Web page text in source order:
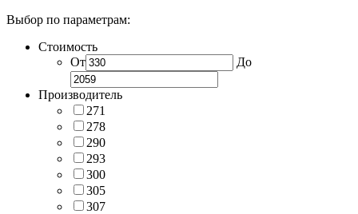
Выбор по параметрам:
Стоимость
От
До
Производитель
271
278
290
293
300
305
307